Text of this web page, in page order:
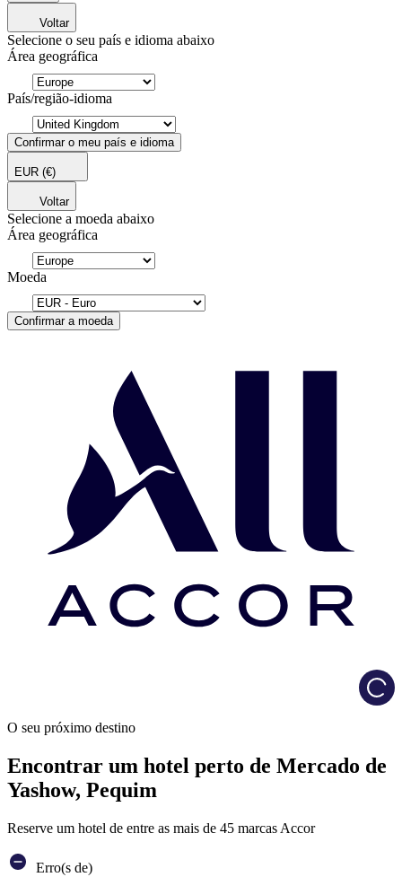
Voltar
Selecione o seu país e idioma abaixo
Área geográfica
País/região-idioma
Confirmar o meu país e idioma
EUR (€)
Voltar
Selecione a moeda abaixo
Área geográfica
Moeda
Confirmar a moeda
O seu próximo destino
Encontrar um hotel perto de Mercado de
Yashow, Pequim
Reserve um hotel de entre as mais de 45 marcas Accor
Erro(s de)